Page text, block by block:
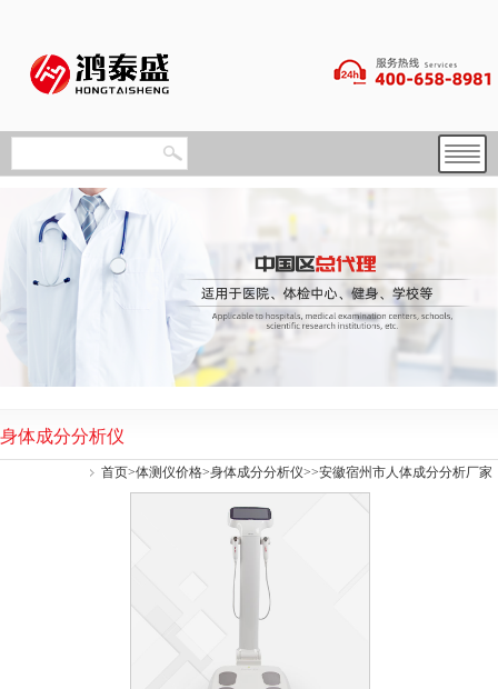
身体成分分析仪
首页>体测仪价格>身体成分分析仪>>安徽宿州市人体成分分析厂家